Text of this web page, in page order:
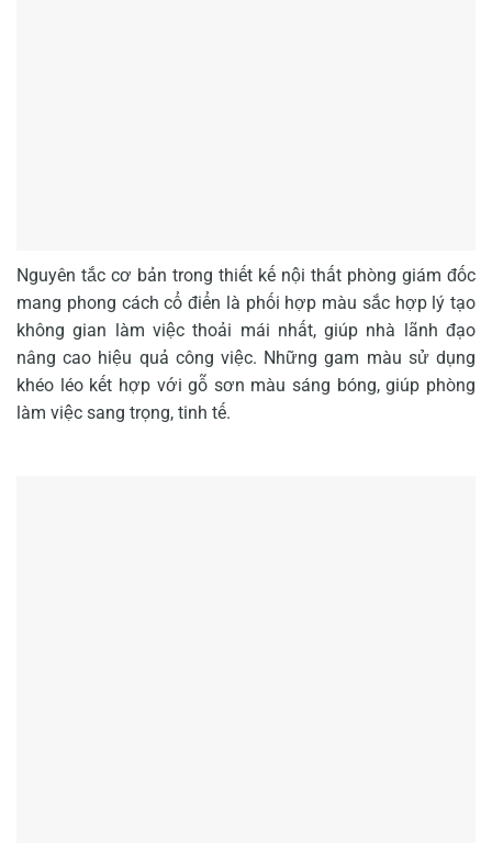
Nguyên tắc cơ bản trong thiết kế nội thất phòng giám đốc
mang phong cách cổ điển là phối hợp màu sắc hợp lý tạo
không gian làm việc thoải mái nhất, giúp nhà lãnh đạo
nâng cao hiệu quả công việc. Những gam màu sử dụng
khéo léo kết hợp với gỗ sơn màu sáng bóng, giúp phòng
làm việc sang trọng, tinh tế.